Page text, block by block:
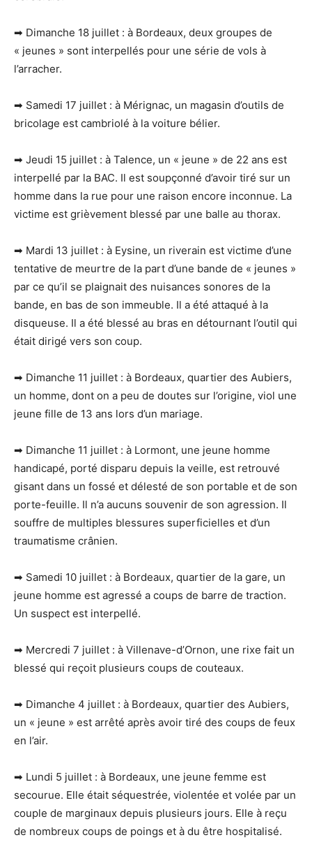
➡ Dimanche 18 juillet : à Bordeaux, deux groupes de
« jeunes » sont interpellés pour une série de vols à
l’arracher.
➡ Samedi 17 juillet : à Mérignac, un magasin d’outils de
bricolage est cambriolé à la voiture bélier.
➡ Jeudi 15 juillet : à Talence, un « jeune » de 22 ans est
interpellé par la BAC. Il est soupçonné d’avoir tiré sur un
homme dans la rue pour une raison encore inconnue. La
victime est grièvement blessé par une balle au thorax.
➡ Mardi 13 juillet : à Eysine, un riverain est victime d’une
tentative de meurtre de la part d’une bande de « jeunes »
par ce qu’il se plaignait des nuisances sonores de la
bande, en bas de son immeuble. Il a été attaqué à la
disqueuse. Il a été blessé au bras en détournant l’outil qui
était dirigé vers son coup.
➡ Dimanche 11 juillet : à Bordeaux, quartier des Aubiers,
un homme, dont on a peu de doutes sur l’origine, viol une
jeune fille de 13 ans lors d’un mariage.
➡ Dimanche 11 juillet : à Lormont, une jeune homme
handicapé, porté disparu depuis la veille, est retrouvé
gisant dans un fossé et délesté de son portable et de son
porte-feuille. Il n’a aucuns souvenir de son agression. Il
souffre de multiples blessures superficielles et d’un
traumatisme crânien.
➡ Samedi 10 juillet : à Bordeaux, quartier de la gare, un
jeune homme est agressé a coups de barre de traction.
Un suspect est interpellé.
➡ Mercredi 7 juillet : à Villenave-d’Ornon, une rixe fait un
blessé qui reçoit plusieurs coups de couteaux.
➡ Dimanche 4 juillet : à Bordeaux, quartier des Aubiers,
un « jeune » est arrêté après avoir tiré des coups de feux
en l’air.
➡ Lundi 5 juillet : à Bordeaux, une jeune femme est
secourue. Elle était séquestrée, violentée et volée par un
couple de marginaux depuis plusieurs jours. Elle à reçu
de nombreux coups de poings et à du être hospitalisé.